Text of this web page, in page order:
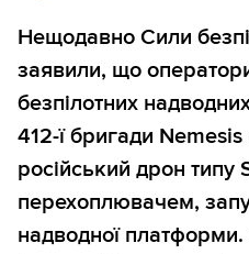
Нещодавно Сили
заявили, що
безпілотних
412-ї бригади
російський дрон типу
перехоплювачем,
надводної